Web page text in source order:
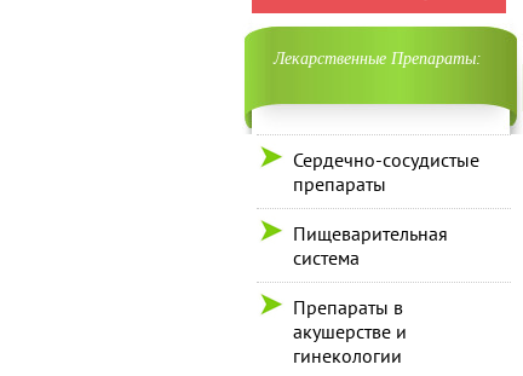
Лекарственные Препараты:
Сердечно-сосудистые
препараты
Пищеварительная
система
Препараты в
акушерстве и
гинекологии